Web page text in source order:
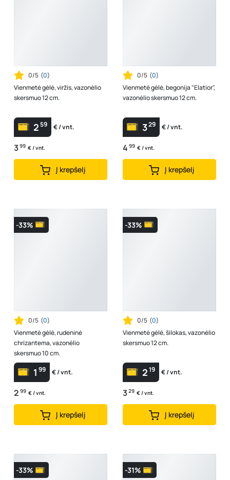
0/5 (0)
Vienmetė gėlė, viržis, vazonėlio
skersmuo 12 cm.
259 € / vnt.
399 € / vnt.
Į krepšelį
0/5 (0)
Vienmetė gėlė, begonija "Elatior",
vazonėlio skersmuo 12 cm.
329 € / vnt.
4 99 € / vnt.
Į krepšelį
-33%
0/5 (0)
Vienmetė gėlė, rudeninė
chrizantema, vazonėlio
skersmuo 10 cm.
1 99 € / vnt.
2 99 € / vnt.
Į krepšelį
-33%
0/5 (0)
Vienmetė gėlė, šilokas, vazonėlio
skersmuo 12 cm.
219 € / vnt.
329 € / vnt.
Į krepšelį
-33% -31%